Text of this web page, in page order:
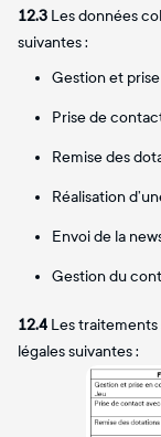
12.3 Les données
suivantes :
Gestion et
Prise de
Remise des
Réalisation
Envoi de la
Gestion du
12.4 Les
légales suivantes :